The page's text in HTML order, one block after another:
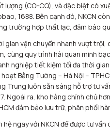
lượng (CO-CQ), và đặc biệt có
1688. Bên cạnh đó, NKCN
trường hợp thất lạc, đảm bảo
gian vận chuyển nhanh vượt trội,
cùng quy trình hải quan minh
nghiệp tiết kiệm tối đa thời
hoạt Bằng Tường – Hà Nội –
Trung luôn sẵn sàng hỗ trợ tư
Ngoài ra, kho hàng chính chủ
đảm bảo lưu trữ, phân phối
hệ ngay với NKCN để được tư